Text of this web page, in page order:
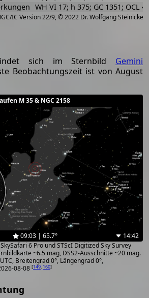
IC Version 22/9, © 2022 Dr. Wolfgang Steinicke
WH VI 17; h 375; GC 1351; OCL
sich im Sternbild Gemini
Beobachtungszeit ist von August
M 35 & NGC 2158
09:03 | 65.7°
14:42
6 Pro und STScI Digitized Sky Survey
~6.5 mag, DSS2-Ausschnitte ~20 mag.
Breitengrad 0°, Längengrad 0°,
08-08 [149, 160]